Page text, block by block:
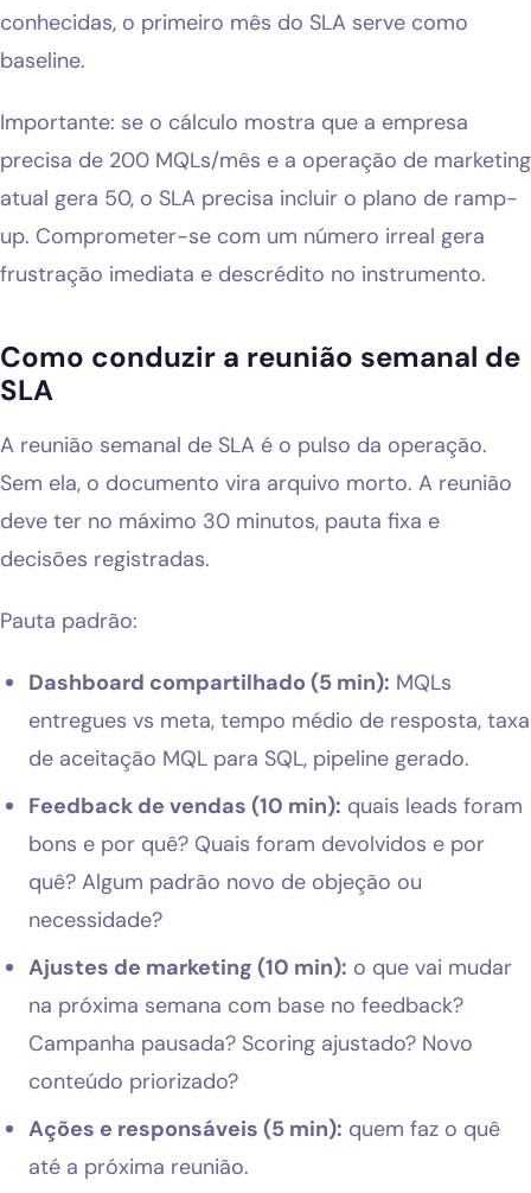
conhecidas, o primeiro mês do SLA serve como
baseline.
Importante: se o cálculo mostra que a empresa
precisa de 200 MQLs/mês e a operação de marketing
atual gera 50, o SLA precisa incluir o plano de ramp-
up. Comprometer-se com um número irreal gera
frustração imediata e descrédito no instrumento.
Como conduzir a reunião semanal de
SLA
A reunião semanal de SLA é o pulso da operação.
Sem ela, o documento vira arquivo morto. A reunião
deve ter no máximo 30 minutos, pauta fixa e
decisões registradas.
Pauta padrão:
Dashboard compartilhado (5 min): MQLs
entregues vs meta, tempo médio de resposta, taxa
de aceitação MQL para SQL, pipeline gerado.
Feedback de vendas (10 min): quais leads foram
bons e por quê? Quais foram devolvidos e por
quê? Algum padrão novo de objeção ou
necessidade?
Ajustes de marketing (10 min): o que vai mudar
na próxima semana com base no feedback?
Campanha pausada? Scoring ajustado? Novo
conteúdo priorizado?
Ações e responsáveis (5 min): quem faz o quê
até a próxima reunião.